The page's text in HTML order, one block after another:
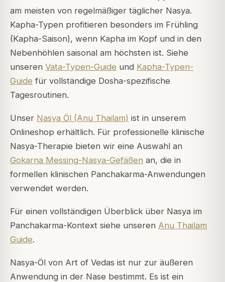
am meisten von regelmäßiger täglicher Nasya.
Kapha-Typen profitieren besonders im Frühling
(Kapha-Saison), wenn Kapha im Kopf und in den
Nebenhöhlen saisonal am höchsten ist. Siehe
unseren Vata-Typen-Guide und Kapha-Typen-
Guide für vollständige Dosha-spezifische
Tagesroutinen.
Unser Nasya Öl (Anu Thailam) ist in unserem
Onlineshop erhältlich. Für professionelle klinische
Nasya-Therapie bieten wir eine Auswahl an
Gokarna Messing-Nasya-Gefäßen an, die in
formellen klinischen Panchakarma-Anwendungen
verwendet werden.
Für einen vollständigen Überblick über Nasya im
Panchakarma-Kontext siehe unseren Anu Thailam
Guide.
Nasya-Öl von Art of Vedas ist nur zur äußeren
Anwendung in der Nase bestimmt. Es ist ein